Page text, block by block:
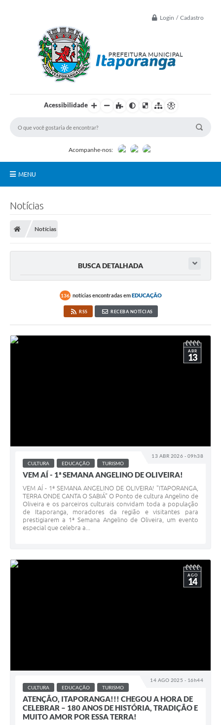
Login / Cadastro
Acessibilidade
Acompanhe-nos:
MENU
PLANO MUNICIPAL DE ASSISTÊNCIA SOCIAL
A Nossa Cidade
Galeria de Vídeos
Contas Públicas
Editais
Compras Web
STS - 3º Setor
Telefones Úteis
Notícias
Notícias
BUSCA DETALHADA
136 notícias encontradas emEDUCAÇÃO
RSS RECEBA NOTÍCIAS
13 ABR 2026 - 09h38
ABR
13
CULTURA EDUCAÇÃO TURISMO
VEM AÍ - 1ª SEMANA ANGELINO DE OLIVEIRA!
VEM AÍ - 1ª SEMANA ANGELINO DE OLIVEIRA! "ITAPORANGA,
TERRA ONDE CANTA O SABIÁ" O Ponto de cultura Angelino de
Oliveira e os parceiros culturais convidam toda a população
de Itaporanga, moradores da região e visitantes para
prestigiarem a 1ª Semana Angelino de Oliveira, um evento
especial que celebra a...
14 AGO 2025 - 16h44
AGO
14
CULTURA EDUCAÇÃO TURISMO
ATENÇÃO, ITAPORANGA!!! CHEGOU A HORA DE
CELEBRAR – 180 ANOS DE HISTÓRIA, TRADIÇÃO E
MUITO AMOR POR ESSA TERRA!